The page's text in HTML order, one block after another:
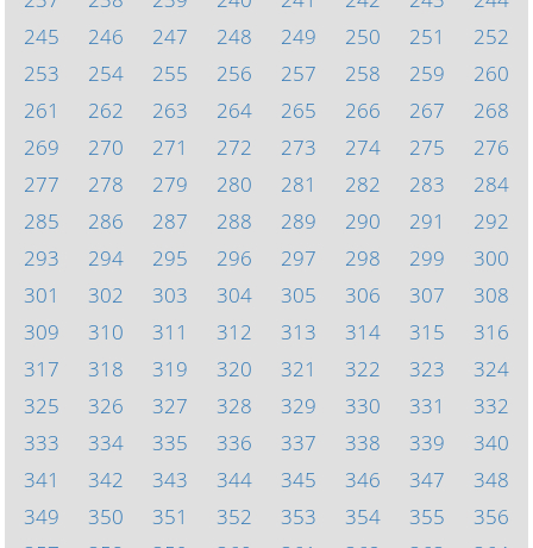
245
246 247 248 249 250 251
252
253
254 255 256 257 258 259
260
261
262 263 264 265 266 267
268
269
270 271 272 273 274 275
276
277
278 279 280 281 282 283
284
285
286 287 288 289 290 291
292
293
294 295 296 297 298 299
300
301
302 303 304 305 306 307
308
309
310 311 312 313 314 315
316
317
318 319 320 321 322 323
324
325
326 327 328 329 330 331
332
333
334 335 336 337 338 339
340
341
342 343 344 345 346 347
348
349
350 351 352 353 354 355
356